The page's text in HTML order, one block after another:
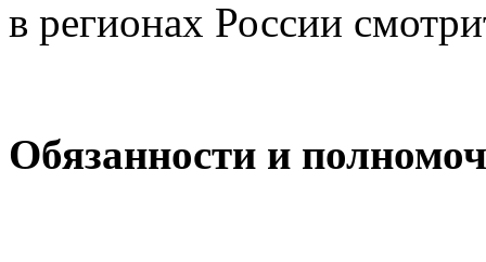
в регионах России
Обязанности и